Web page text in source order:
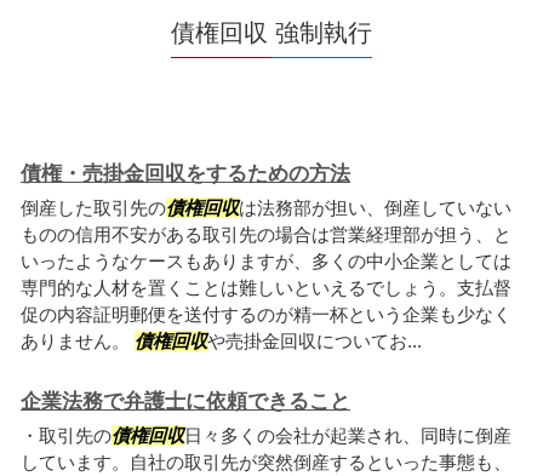
債権回収 強制執行
債権・売掛金回収をするための方法
倒産した取引先の債権回収は法務部が担い、倒産していない
ものの信用不安がある取引先の場合は営業経理部が担う、と
いったようなケースもありますが、多くの中小企業としては
専門的な人材を置くことは難しいといえるでしょう。支払督
促の内容証明郵便を送付するのが精一杯という企業も少なく
ありません。 債権回収や売掛金回収についてお...
企業法務で弁護士に依頼できること
・取引先の債権回収日々多くの会社が起業され、同時に倒産
しています。自社の取引先が突然倒産するといった事態も、